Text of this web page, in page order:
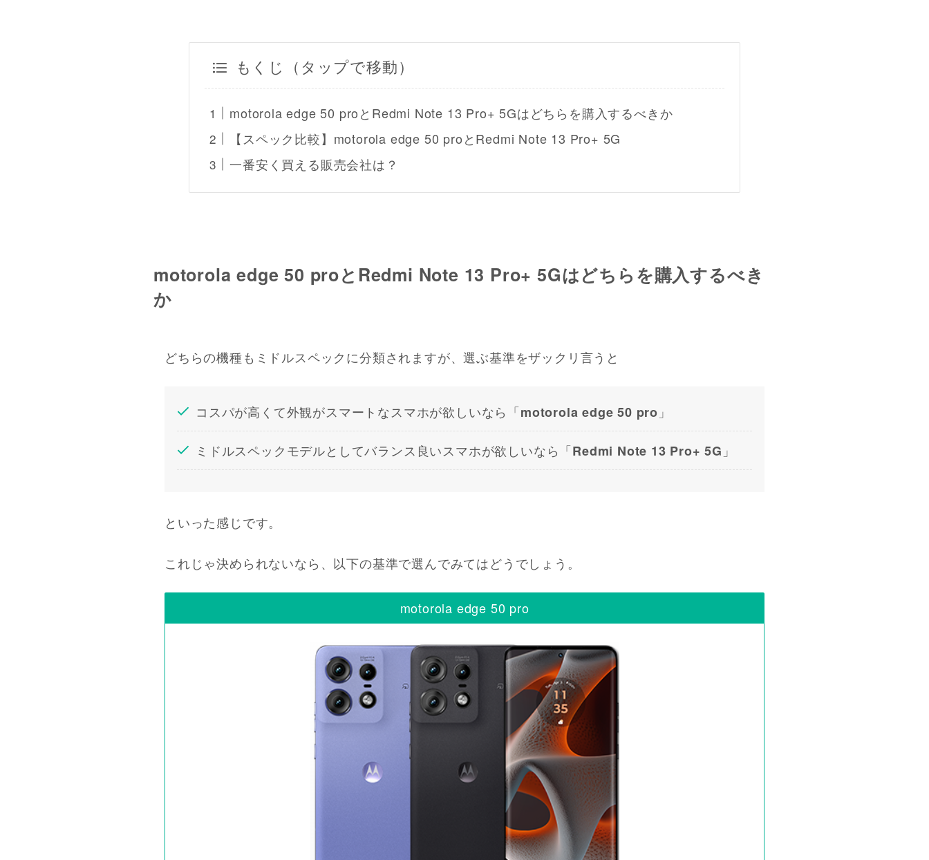
もくじ（タップで移動）
motorola edge 50 proとRedmi Note 13 Pro+ 5Gはどちらを購入するべきか
【スペック比較】motorola edge 50 proとRedmi Note 13 Pro+ 5G
一番安く買える販売会社は？
motorola edge 50 proとRedmi Note 13 Pro+ 5Gはどちらを購入するべき
か
どちらの機種もミドルスペックに分類されますが、選ぶ基準をザックリ言うと
コスパが高くて外観がスマートなスマホが欲しいなら「motorola edge 50 pro 」
ミドルスペックモデルとしてバランス良いスマホが欲しいなら「Redmi Note 13 Pro+ 5G 」
といった感じです。
これじゃ決められないなら、以下の基準で選んでみてはどうでしょう。
motorola edge 50 pro